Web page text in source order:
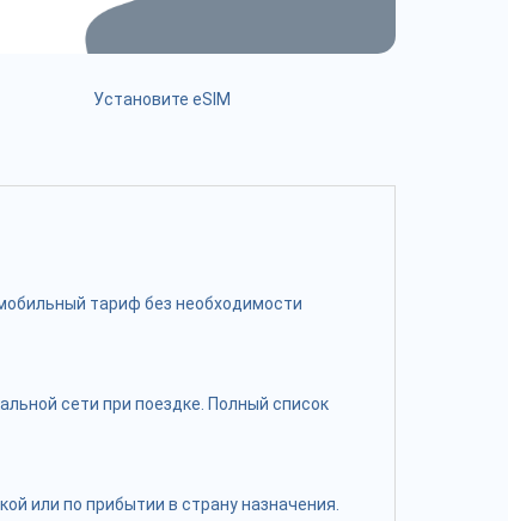
Установите eSIM
тариф без необходимости
сети при поездке. Полный список
или по прибытии в страну назначения.